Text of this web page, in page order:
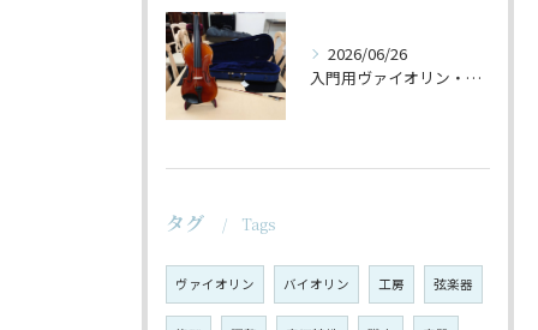
2026/06/26
入門用ヴァイオリン・セットの仕上げ♪
タグ Tags
ヴァイオリン バイオリン 工房 弦楽器